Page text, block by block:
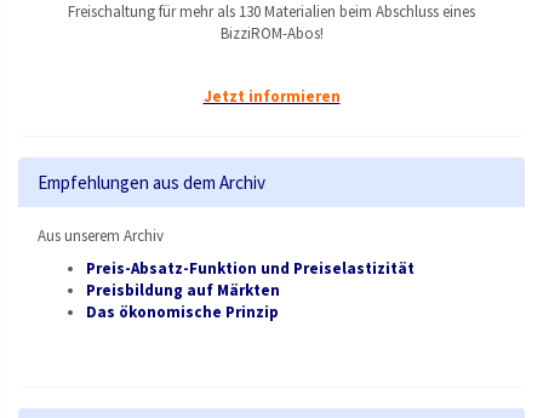
Freischaltung für mehr als 130 Materialien beim Abschluss eines
BizziROM-Abos!
Jetzt informieren
Empfehlungen aus dem Archiv
Aus unserem Archiv
Preis-Absatz-Funktion und Preiselastizität
Preisbildung auf Märkten
Das ökonomische Prinzip